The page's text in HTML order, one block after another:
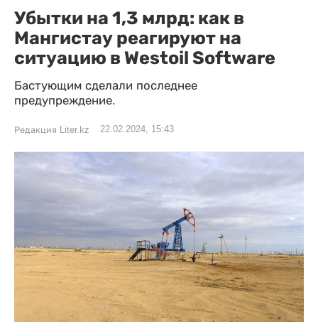
Убытки на 1,3 млрд: как в
Мангистау реагируют на
ситуацию в Westoil Software
Бастующим сделали последнее
предупреждение.
Редакция Liter.kz 22.02.2024, 15:43